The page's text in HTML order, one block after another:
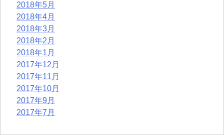
2018年5月
2018年4月
2018年3月
2018年2月
2018年1月
2017年12月
2017年11月
2017年10月
2017年9月
2017年7月